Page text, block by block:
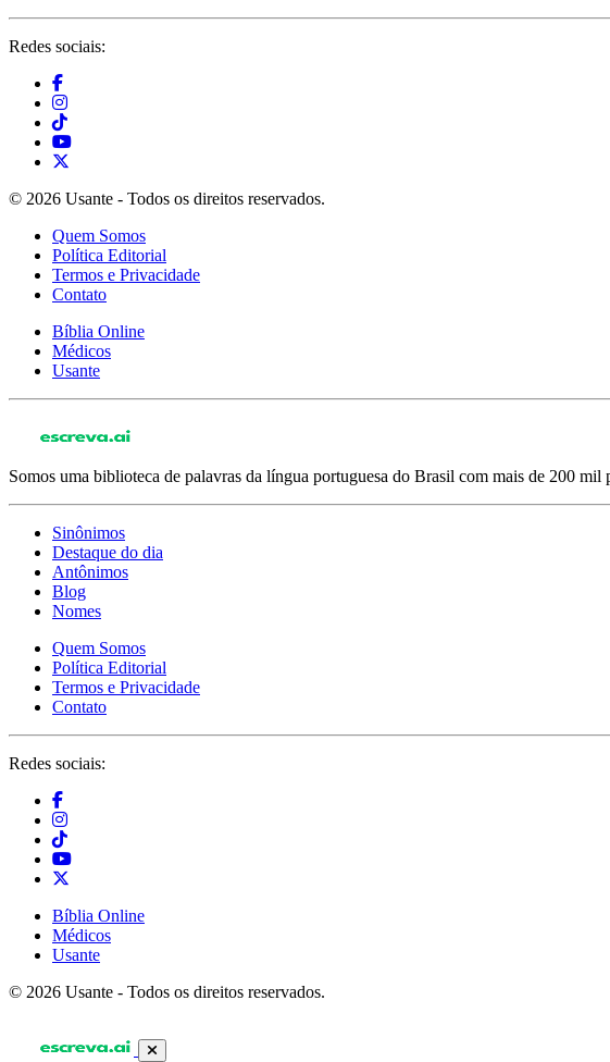
Redes sociais:
© 2026 Usante - Todos os direitos reservados.
Quem Somos
Política Editorial
Termos e Privacidade
Contato
Bíblia Online
Médicos
Usante
Somos uma biblioteca de palavras da língua portuguesa do Brasil com mais de 200 mil
Sinônimos
Destaque do dia
Antônimos
Blog
Nomes
Quem Somos
Política Editorial
Termos e Privacidade
Contato
Redes sociais:
Bíblia Online
Médicos
Usante
© 2026 Usante - Todos os direitos reservados.